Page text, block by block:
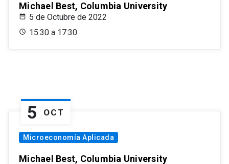
Michael Best, Columbia University
5 de Octubre de 2022
15:30 a 17:30
5 OCT
Microeconomía Aplicada
Michael Best, Columbia University